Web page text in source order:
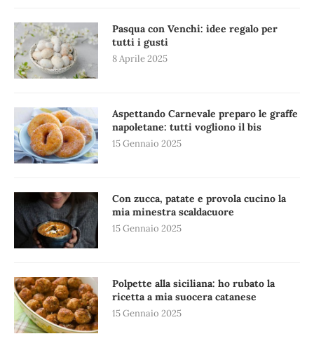
Pasqua con Venchi: idee regalo per
tutti i gusti
8 Aprile 2025
Aspettando Carnevale preparo le graffe
napoletane: tutti vogliono il bis
15 Gennaio 2025
Con zucca, patate e provola cucino la
mia minestra scaldacuore
15 Gennaio 2025
Polpette alla siciliana: ho rubato la
ricetta a mia suocera catanese
15 Gennaio 2025